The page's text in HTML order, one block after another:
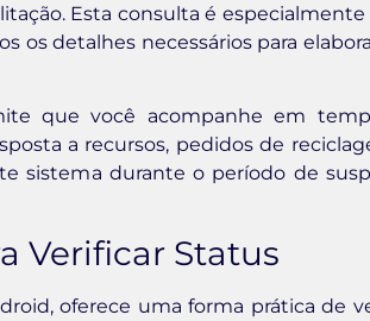
Esta consulta é
os detalhes necessários para
que você acompanhe em
a recursos, pedidos de
sistema durante o período de
Verificar Status
oferece uma forma prática de